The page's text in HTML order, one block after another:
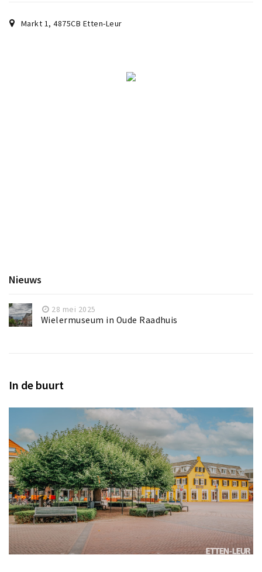
Sport
Markt 1,4875CB Etten-Leur
Nieuws
28 mei 2025
Wielermuseum in Oude Raadhuis
In de buurt